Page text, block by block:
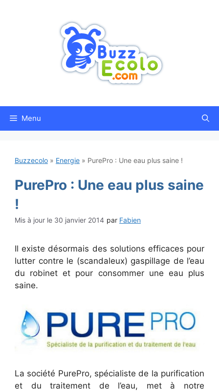
Menu
Buzzecolo » Energie » PurePro : Une eau plus saine !
PurePro : Une eau plus saine
!
30 janvier 2014 par Fabien
Il existe désormais des solutions efficaces pour
lutter contre le (scandaleux) gaspillage de l’eau
du robinet et pour consommer une eau plus
saine.
La société PurePro, spécialiste de la purification
et du traitement de l’eau, met à notre